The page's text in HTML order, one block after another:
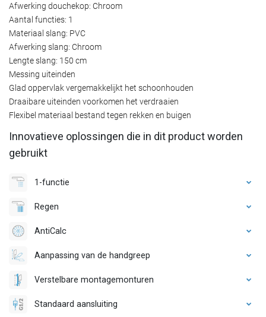
Afwerking douchekop: Chroom
Aantal functies: 1
Materiaal slang: PVC
Afwerking slang: Chroom
Lengte slang: 150 cm
Messing uiteinden
Glad oppervlak vergemakkelijkt het schoonhouden
Draaibare uiteinden voorkomen het verdraaien
Flexibel materiaal bestand tegen rekken en buigen
Innovatieve oplossingen die in dit product worden
gebruikt
1-functie
Regen
AntiCalc
Aanpassing van de handgreep
Verstelbare montagemonturen
Standaard aansluiting